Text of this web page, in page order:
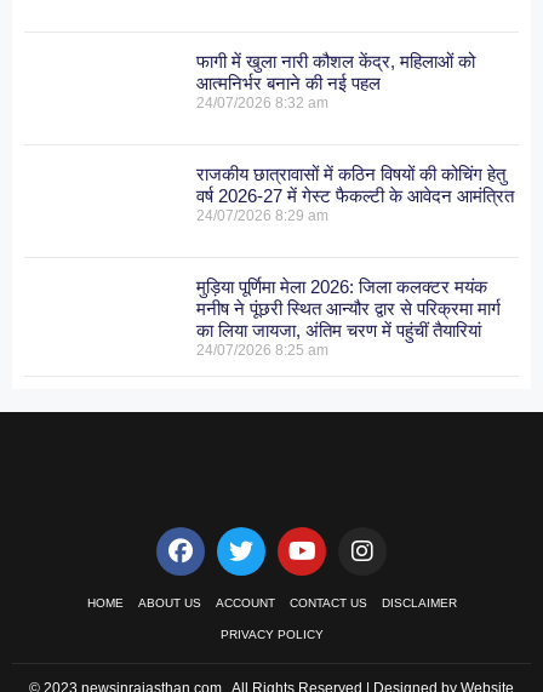
फागी में खुला नारी कौशल केंद्र, महिलाओं को
आत्मनिर्भर बनाने की नई पहल
24/07/20268:32 am
राजकीय छात्रावासों में कठिन विषयों की कोचिंग हेतु
वर्ष 2026-27 में गेस्ट फैकल्टी के आवेदन आमंत्रित
24/07/20268:29 am
मुड़िया पूर्णिमा मेला 2026: जिला कलक्टर मयंक
मनीष ने पूंछरी स्थित आन्यौर द्वार से परिक्रमा मार्ग
का लिया जायजा, अंतिम चरण में पहुंचीं तैयारियां
24/07/20268:25 am
HOME ABOUT US ACCOUNT CONTACT US DISCLAIMER
PRIVACY POLICY
© 2023 newsinrajasthan.com . All Rights Reserved | Designed by Website